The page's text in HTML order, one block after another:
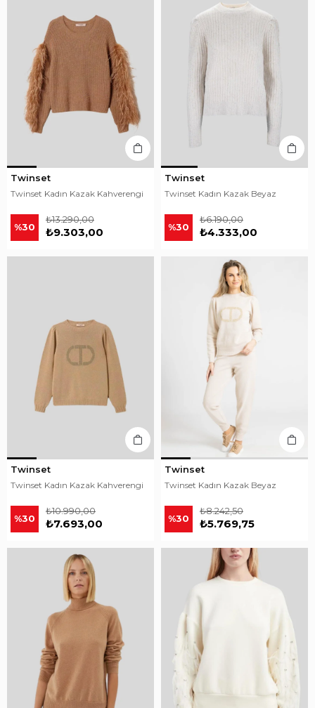
Twinset
Twinset Kadın Kazak Kahverengi
%30 ₺9.303,00
₺13.290,00
Twinset
Twinset Kadın Kazak Beyaz
%30 ₺4.333,00
₺6.190,00
Twinset
Twinset Kadın Kazak Kahverengi
%30 ₺7.693,00
₺10.990,00
Twinset
Twinset Kadın Kazak Beyaz
%30 ₺5.769,75
₺8.242,50